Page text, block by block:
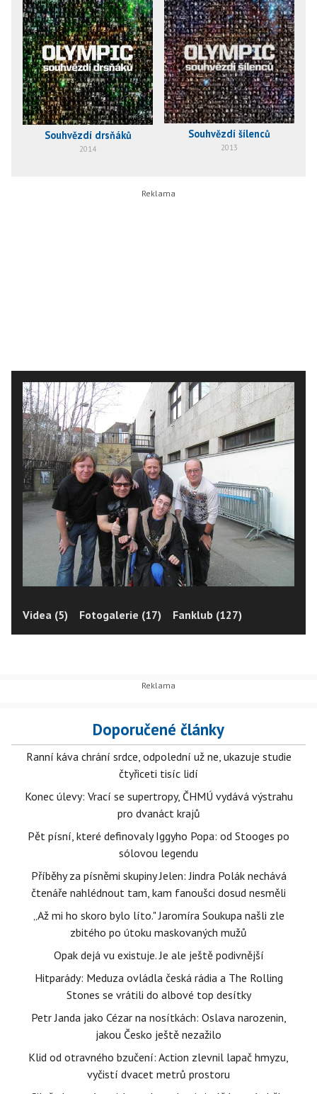
Souhvězdí drsňáků
2014
Souhvězdí šílenců
2013
Videa (5) Fotogalerie (17) Fanklub (127)
Doporučené články
Ranní káva chrání srdce, odpolední už ne, ukazuje studie
čtyřiceti tisíc lidí
Konec úlevy: Vrací se supertropy, ČHMÚ vydává výstrahu
pro dvanáct krajů
Pět písní, které definovaly Iggyho Popa: od Stooges po
sólovou legendu
Příběhy za písněmi skupiny Jelen: Jindra Polák nechává
čtenáře nahlédnout tam, kam fanoušci dosud nesměli
„Až mi ho skoro bylo líto." Jaromíra Soukupa našli zle
zbitého po útoku maskovaných mužů
Opak dejá vu existuje. Je ale ještě podivnější
Hitparády: Meduza ovládla česká rádia a The Rolling
Stones se vrátili do albové top desítky
Petr Janda jako Cézar na nosítkách: Oslava narozenin,
jakou Česko ještě nezažilo
Klid od otravného bzučení: Action zlevnil lapač hmyzu,
vyčistí dvacet metrů prostoru